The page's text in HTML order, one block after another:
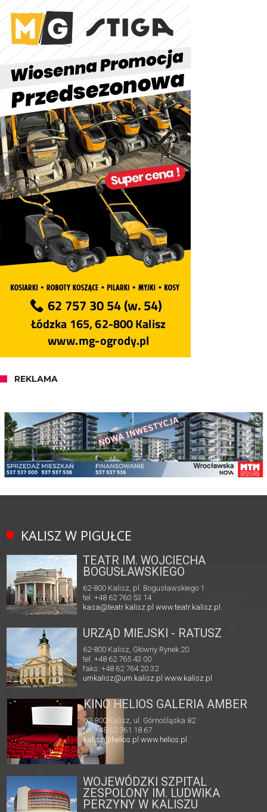
REKLAMA
KALISZ W PIGUŁCE
TEATR IM. WOJCIECHA
BOGUSŁAWSKIEGO
62-800 Kalisz, pl. Bogusławskiego 1
tel. +48 62 760 53 14
kasa@teatr.kalisz.pl www.teatr.kalisz.pl
URZĄD MIEJSKI - RATUSZ
62-800 Kalisz, Główny Rynek 20
tel. +48 62 765 43 00
faks: +48 62 764 20 32
umkalisz@um.kalisz.plwww.kalisz.pl
KINO HELIOS GALERIA AMBER
62-800 Kalisz, ul. Górnośląska 82
tel. +48 62 761 18 67
kalisz@helios.pl www.helios.pl
WOJEWÓDZKI SZPITAL
ZESPOLONY IM. LUDWIKA
PERZYNY W KALISZU